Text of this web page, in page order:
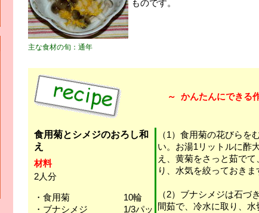
ものです。
主な食材の旬：通年
～ かんたんにできる
食用菊とシメジのおろし和
え
材料
2人分
・食用菊 10輪
・ブナシメジ 1/3パッ
（1）食用菊の花びらを
い。お湯1リットルに酢
え、黄菊をさっと茹でて
り、水気を絞っておきま
（2）ブナシメジは石づ
間茹で、冷水に取り、水